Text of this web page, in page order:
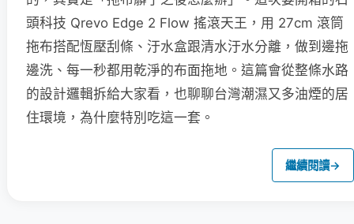
頭科技 Qrevo Edge 2 Flow 搖滾天王，用 27cm 滾筒
拖布搭配恆壓刮條、汙水盒跟清水汙水分離，做到邊拖
邊洗、每一秒都用乾淨的布面拖地。這篇會從整條水路
的設計邏輯拆給大家看，也聊聊台灣潮濕又多油煙的居
住環境，為什麼特別吃這一套。
繼續閱讀→